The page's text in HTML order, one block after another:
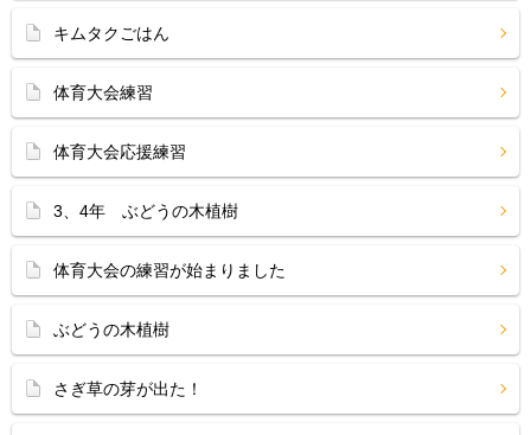
キムタクごはん
体育大会練習
体育大会応援練習
3、4年 ぶどうの木植樹
体育大会の練習が始まりました
ぶどうの木植樹
さぎ草の芽が出た！